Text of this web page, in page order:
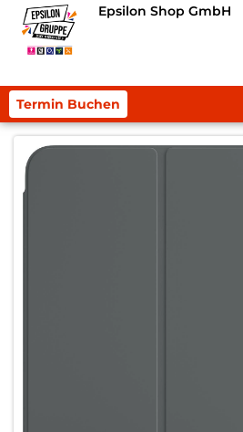
Epsilon Shop GmbH
Termin Buchen